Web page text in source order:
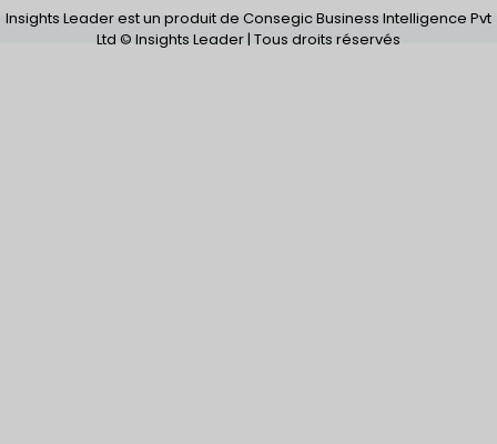
Insights Leader est un produit de Consegic Business Intelligence Pvt
Ltd © Insights Leader | Tous droits réservés